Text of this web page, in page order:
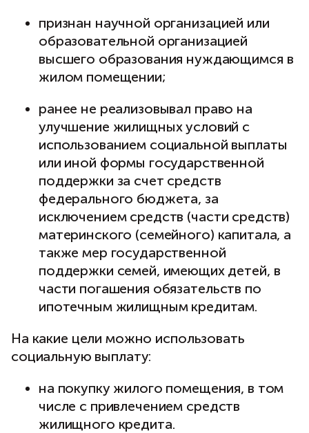
признан научной организацией или
образовательной организацией
высшего образования нуждающимся в
жилом помещении;
ранее не реализовывал право на
улучшение жилищных условий с
использованием социальной выплаты
или иной формы государственной
поддержки за счет средств
федерального бюджета, за
исключением средств (части средств)
материнского (семейного) капитала, а
также мер государственной
поддержки семей, имеющих детей, в
части погашения обязательств по
ипотечным жилищным кредитам.
На какие цели можно использовать
социальную выплату:
на покупку жилого помещения, в том
числе с привлечением средств
жилищного кредита.